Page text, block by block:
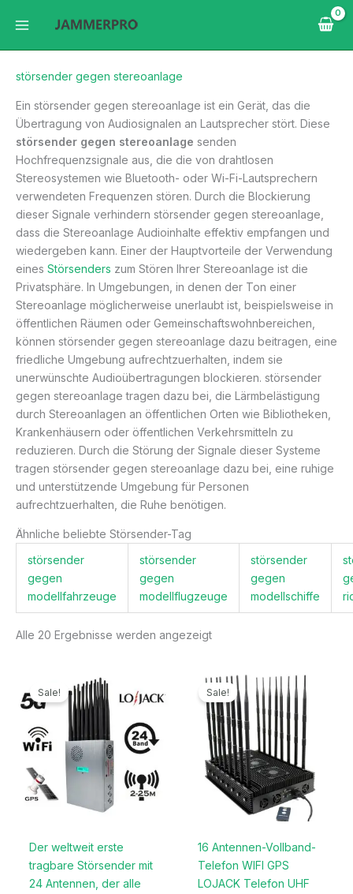
Inhalt
störsender gegen stereoanlage
Ein störsender gegen stereoanlage ist ein Gerät, das die
Übertragung von Audiosignalen an Lautsprecher stört. Diese
störsender gegen stereoanlage senden
Hochfrequenzsignale aus, die die von drahtlosen
Stereosystemen wie Bluetooth- oder Wi-Fi-Lautsprechern
verwendeten Frequenzen stören. Durch die Blockierung
dieser Signale verhindern störsender gegen stereoanlage,
dass die Stereoanlage Audioinhalte effektiv empfangen und
wiedergeben kann. Einer der Hauptvorteile der Verwendung
eines Störsenders zum Stören Ihrer Stereoanlage ist die
Privatsphäre. In Umgebungen, in denen der Ton einer
Stereoanlage möglicherweise unerlaubt ist, beispielsweise in
öffentlichen Räumen oder Gemeinschaftswohnbereichen,
können störsender gegen stereoanlage dazu beitragen, eine
friedliche Umgebung aufrechtzuerhalten, indem sie
unerwünschte Audioübertragungen blockieren. störsender
gegen stereoanlage tragen dazu bei, die Lärmbelästigung
durch Stereoanlagen an öffentlichen Orten wie Bibliotheken,
Krankenhäusern oder öffentlichen Verkehrsmitteln zu
reduzieren. Durch die Störung der Signale dieser Systeme
tragen störsender gegen stereoanlage dazu bei, eine ruhige
und unterstützende Umgebung für Personen
aufrechtzuerhalten, die Ruhe benötigen.
Ähnliche beliebte Störsender-Tag
störsender
gegen
modellfahrzeuge
störsender
gegen
modellflugzeuge
störsender
gegen
modellschiffe
Alle 20 Ergebnisse werden angezeigt
Sale!
Der weltweit erste
tragbare Störsender mit
24 Antennen, der alle
Preis
war:
1.299,00€
ist:
Sale!
16 Antennen-Vollband-
Telefon WIFI GPS
LOJACK Telefon UHF
Ursprünglicher
Preis
war:
3.399,00€
Aktueller
Preis
ist:
1.669,99€.